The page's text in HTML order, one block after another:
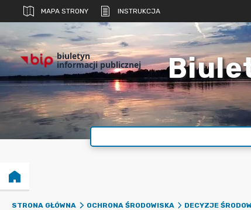
MAPA STRONY INSTRUKCJA
biuletyn
informacji publicznej
STRONA GŁÓWNA OCHRONA ŚRODOWISKA DECYZJE